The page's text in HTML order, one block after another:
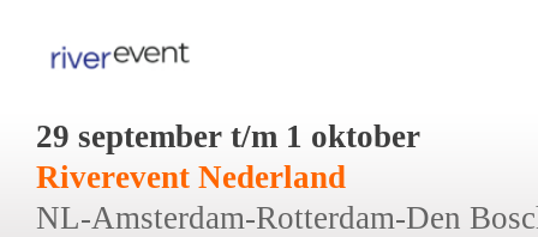
29 september t/m 1 oktober
Riverevent Nederland
NL-Amsterdam-Rotterdam-Den